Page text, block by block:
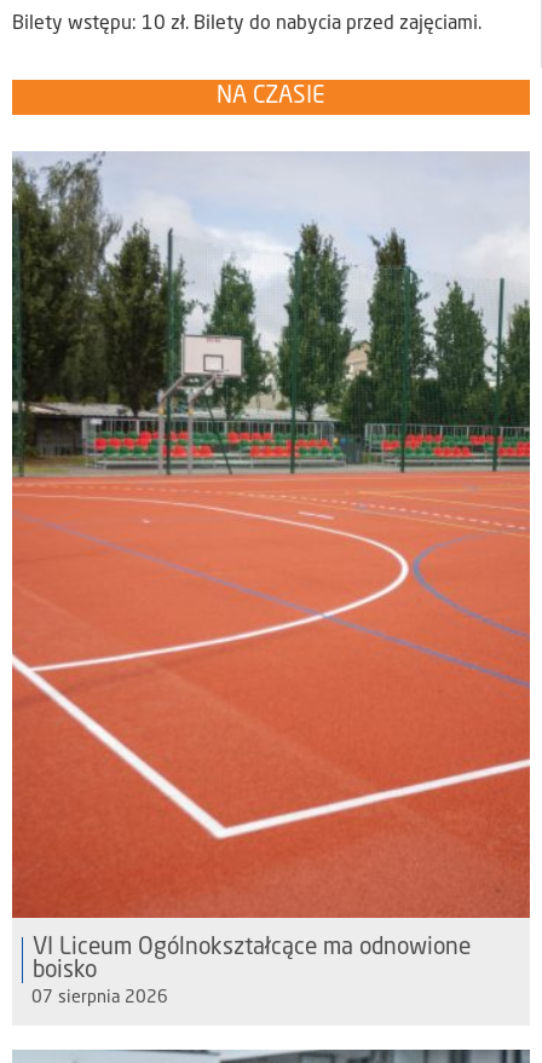
Bilety wstępu: 10 zł. Bilety do nabycia przed zajęciami.
NA CZASIE
VI Liceum Ogólnokształcące ma odnowione
boisko
07 sierpnia 2026